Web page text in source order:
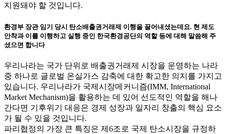
지원돼야 할 것입니다.
환경부 장관 임기 당시 탄소배출권거래제 이행을 끌어내셨는데요. 현 제도
안착과 이를 이행하고 실행 중인 한국환경공단의 역할 등에 대해 말씀해 주
셨으면 합니다
우리나라는 국가 단위로 배출권거래제 시장을 운영하는 나라
중 하나로 글로벌 온실가스 감축에 대한 확고한 의지를 가지고
있습니다. 우리나라가 국제시장메커니즘(IMM, International
Market Mechanism)을 활용하는 데 있어 선도적인 역할을 해나
간다면 기후위기 대응은 경제 성장과 일자리 창출의 핵심 요소
가 될 수 있을 것입니다.
파리협정의 가장 큰 특징은 제6조로 국제 탄소시장을 규정하